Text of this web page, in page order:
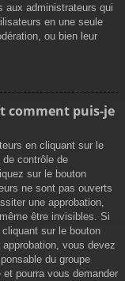
aux administrateurs qui
en une seule
ou bien leur
comment puis-je
en cliquant sur le
de contrôle de
sur le bouton
ne sont pas ouverts
une approbation,
être invisibles. Si
sur le bouton
vous devez
du groupe
et pourra vous demander